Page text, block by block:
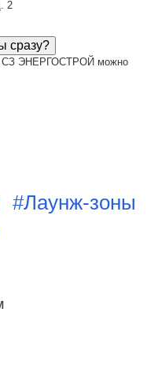
2
сразу?
СЗ ЭНЕРГОСТРОЙ можно
#Лаунж-зоны